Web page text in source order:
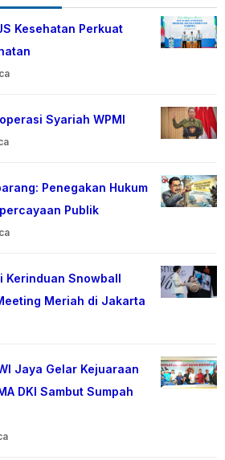
Kesehatan Perkuat
Syariah WPMI
Penegakan Hukum
Publik
Snowball
Meriah di Jakarta
Jaya Gelar Kejuaraan
DKI Sambut Sumpah